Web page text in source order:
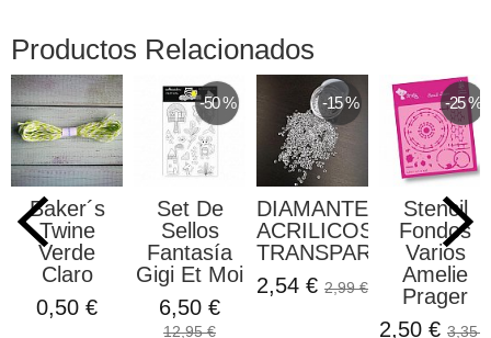
Productos Relacionados
Baker´s
Twine
Verde
Claro
0,50 €
-50 %
Set De
Sellos
Fantasía
Gigi Et Moi
6,50 €
12,95 €
-15 %
DIAMANTES
ACRILICOS
TRANSPARENTES...
2,54 € 2,99 €
-25 %
Stencil
Fondos
Varios
Amelie
Prager
2,50 € 3,35 €